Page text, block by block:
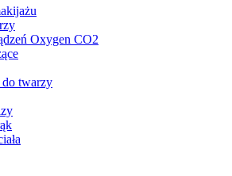
Oxygen CO2
twarzy